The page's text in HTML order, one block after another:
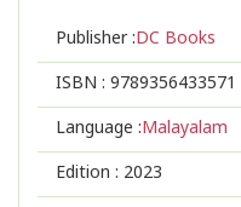
Publisher :DC Books
ISBN : 9789356433571
Language :Malayalam
Edition : 2023